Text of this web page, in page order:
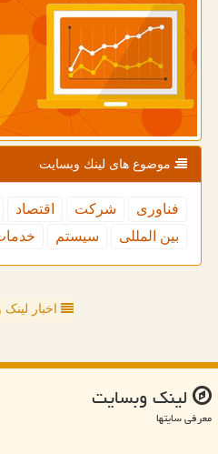
موضوع های لینك وبسایت
فناوری شركت اقتصاد
بین المللی
سیستم
اخبار
لینك وبسایت
معرفی سایتها